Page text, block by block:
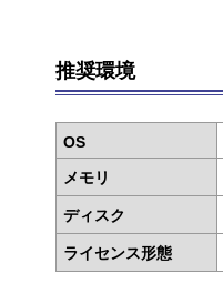
推奨環境
OS
メモリ
ディスク
ライセンス形態